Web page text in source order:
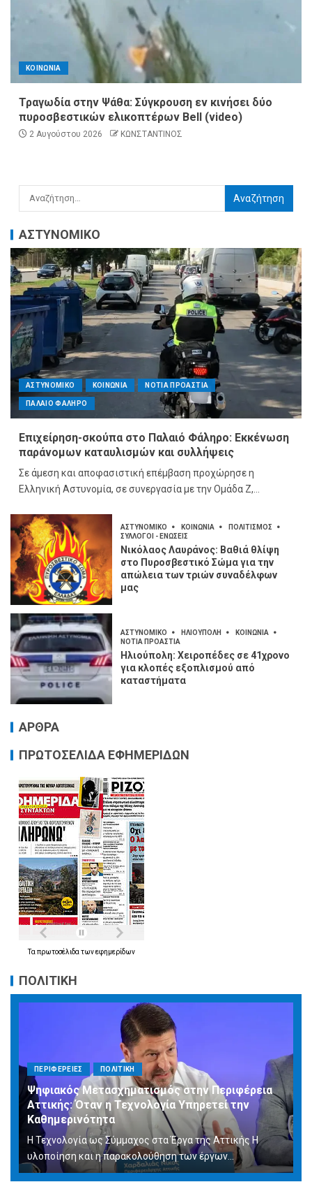
ΚΟΙΝΩΝΙΑ
Τραγωδία στην Ψάθα: Σύγκρουση εν κινήσει δύο
πυροσβεστικών ελικοπτέρων Bell (video)
2 Αυγούστου 2026 ΚΩΝΣΤΑΝΤΙΝΟΣ
ΑΣΤΥΝΟΜΙΚΟ
ΑΣΤΥΝΟΜΙΚΟ ΚΟΙΝΩΝΙΑ ΝΟΤΙΑ ΠΡΟΑΣΤΙΑ
ΠΑΛΑΙΟ ΦΑΛΗΡΟ
Επιχείρηση-σκούπα στο Παλαιό Φάληρο: Εκκένωση
παράνομων καταυλισμών και συλλήψεις
Σε άμεση και αποφασιστική επέμβαση προχώρησε η
Ελληνική Αστυνομία, σε συνεργασία με την Ομάδα Ζ,...
ΑΣΤΥΝΟΜΙΚΟ ΚΟΙΝΩΝΙΑ
ΠΟΛΙΤΙΣΜΟΣ
ΣΥΛΛΟΓΟΙ - ΕΝΩΣΕΙΣ
Νικόλαος Λαυράνος: Βαθιά θλίψη
στο Πυροσβεστικό Σώμα για την
απώλεια των τριών συναδέλφων
μας
ΑΣΤΥΝΟΜΙΚΟ ΗΛΙΟΥΠΟΛΗ
ΚΟΙΝΩΝΙΑ
ΝΟΤΙΑ ΠΡΟΑΣΤΙΑ
Ηλιούπολη: Χειροπέδες σε 41χρονο
για κλοπές εξοπλισμού από
καταστήματα
ΑΡΘΡΑ
ΠΡΩΤΟΣΕΛΙΔΑ ΕΦΗΜΕΡΙΔΩΝ
Τα πρωτοσέλιδα τωνεφημερίδων
ΠΟΛΙΤΙΚΗ
ΠΕΡΙΦΕΡΕΙΕΣ ΠΟΛΙΤΙΚΗ
Ψηφιακός Μετασχηματισμός στην Περιφέρεια
Αττικής: Όταν η Τεχνολογία Υπηρετεί την
Καθημερινότητα
Η Τεχνολογία ως Σύμμαχος στα Έργα της Αττικής Η
υλοποίηση και η παρακολούθηση των έργων...